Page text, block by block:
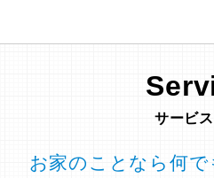
サービ
お家のことなら何